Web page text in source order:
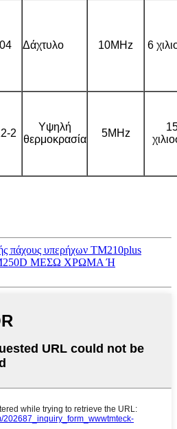
Δάχτυλο 10MHz 6
2
Υψηλή
θερμοκρασία
5MHz
πάχους υπερήχων TM210plus
ΜΕΣΩ ΧΡΩΜΑ Ή